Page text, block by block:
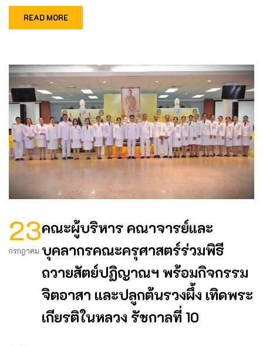
READ MORE
23
กรกฎาคม
คณะผู้บริหาร คณาจารย์และ
บุคลากรคณะครุศาสตร์ร่วมพิธี
ถวายสัตย์ปฏิญาณฯ พร้อมกิจกรรม
จิตอาสา และปลูกต้นรวงผึ้ง เทิดพระ
เกียรติในหลวง รัชกาลที่ 10